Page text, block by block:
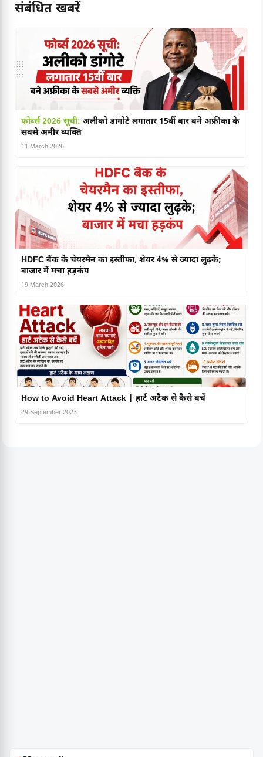
संबंधित खबरें
फोर्ब्स 2026 सूची: अलीको डांगोटे लगातार 15वीं बार बने अफ्रीका के
सबसे अमीर व्यक्ति
11 March 2026
HDFC बैंक के चेयरमैन का इस्तीफा, शेयर 4% से ज्यादा लुढ़के;
बाजार में मचा हड़कंप
19 March 2026
How to Avoid Heart Attack | हार्ट अटैक से कैसे बचें
29 September 2023